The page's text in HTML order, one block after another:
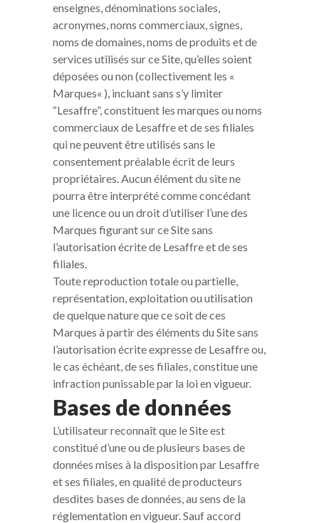
enseignes, dénominations sociales,
acronymes, noms commerciaux, signes,
noms de domaines, noms de produits et de
services utilisés sur ce Site, qu’elles soient
déposées ou non (collectivement les «
Marques« ), incluant sans s’y limiter
“Lesaffre”, constituent les marques ou noms
commerciaux de Lesaffre et de ses filiales
qui ne peuvent être utilisés sans le
consentement préalable écrit de leurs
propriétaires. Aucun élément du site ne
pourra être interprété comme concédant
une licence ou un droit d’utiliser l’une des
Marques figurant sur ce Site sans
l’autorisation écrite de Lesaffre et de ses
filiales.
Toute reproduction totale ou partielle,
représentation, exploitation ou utilisation
de quelque nature que ce soit de ces
Marques à partir des éléments du Site sans
l’autorisation écrite expresse de Lesaffre ou,
le cas échéant, de ses filiales, constitue une
infraction punissable par la loi en vigueur.
Bases de données
L’utilisateur reconnaît que le Site est
constitué d’une ou de plusieurs bases de
données mises à la disposition par Lesaffre
et ses filiales, en qualité de producteurs
desdites bases de données, au sens de la
réglementation en vigueur. Sauf accord